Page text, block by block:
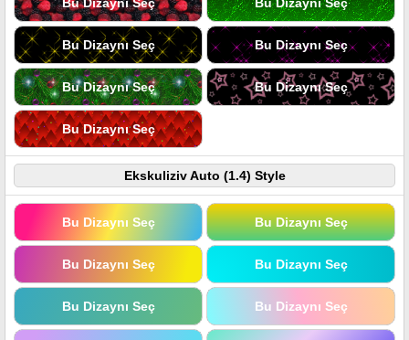
Bu Dizaynı Seç Bu Dizaynı Seç
Bu Dizaynı Seç Bu Dizaynı Seç
Bu Dizaynı Seç
Ekskuliziv Auto (1.4) Style
Bu Dizaynı Seç Bu Dizaynı Seç
Bu Dizaynı Seç Bu Dizaynı Seç
Bu Dizaynı Seç Bu Dizaynı Seç